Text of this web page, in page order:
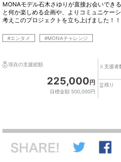
MONAモデル石木さゆりが直接お会いでき
と何か楽しめる企画や、よりコミュニケー
考えこのプロジェクトを立ち上げました！！
#エンタメ #MONAチャレンジ
現在の支援総額
225,000円
目標金額 500,000円
支援者
残り